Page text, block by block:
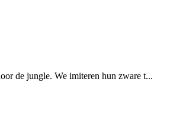
de jungle. We imiteren hun zware t...